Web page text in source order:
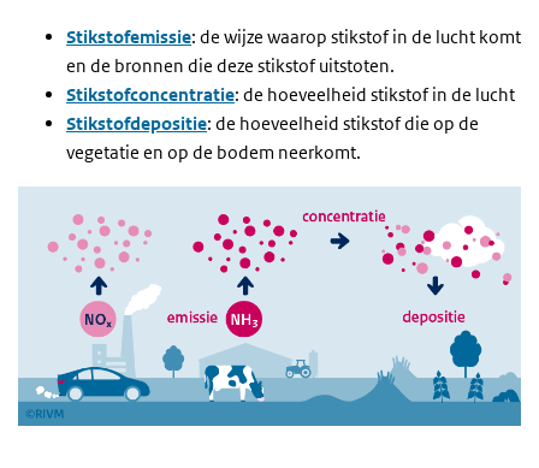
Stikstofemissie: de wijze waarop stikstof in de lucht komt
en de bronnen die deze stikstof uitstoten.
Stikstofconcentratie: de hoeveelheid stikstof in de lucht
Stikstofdepositie: de hoeveelheid stikstof die op de
vegetatie en op de bodem neerkomt.